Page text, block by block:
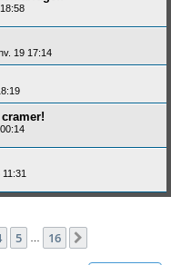
19 17:14
11:31
5 … 16